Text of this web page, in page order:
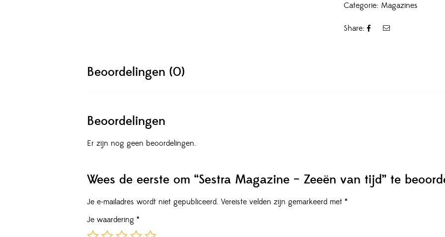
Categorie: Magazines
Share:
Beoordelingen (0)
Beoordelingen
Er zijn nog geen beoordelingen.
Wees de eerste om “Sestra Magazine – Zeeën van tijd” te
Je e-mailadres wordt niet gepubliceerd. Vereiste velden zijn gemarkeerd met *
Je waardering *